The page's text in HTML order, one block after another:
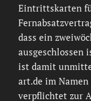
Eintrittskarten
dass ein
ausgeschlossen
ist damit
art.de im
verpflichtet zur